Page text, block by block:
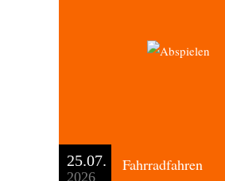
25.07.
2026
Fahrradfahren